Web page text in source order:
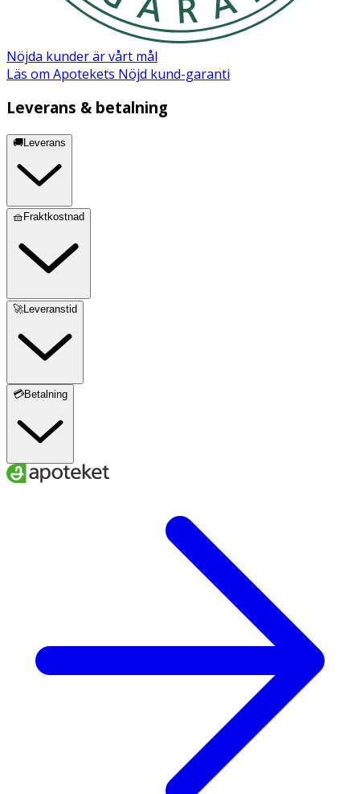
Nöjda kunder är vårt mål
Läs om Apotekets Nöjd kund-garanti
Leverans & betalning
🚚Leverans
🧺Fraktkostnad
🚀Leveranstid
💳Betalning